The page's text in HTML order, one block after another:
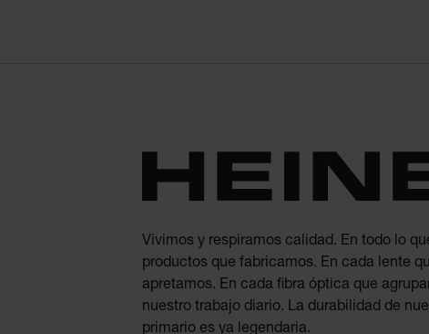
Vivimos y respiramos calidad. En todo lo
productos que fabricamos. En cada lente
apretamos. En cada fibra óptica que
nuestro trabajo diario. La durabilidad de
primario es ya legendaria.